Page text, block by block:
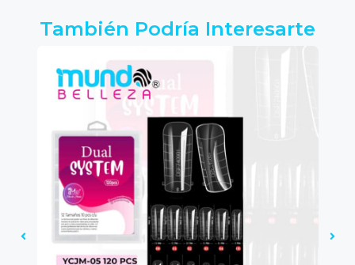
También Podría Interesarte